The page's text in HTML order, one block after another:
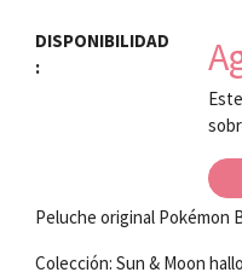
DISPONIBILIDAD
:
Peluche original Pokémon
Colección: Sun & Moon